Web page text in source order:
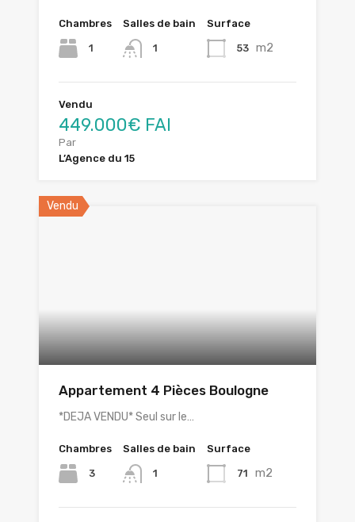
Chambres
1
Salles de bain
1
Surface
53 m2
Vendu
449.000€ FAI
Par
L’Agence du 15
Vendu
Appartement 4 Pièces Boulogne
*DEJA VENDU* Seul sur le…
Chambres
3
Salles de bain
1
Surface
71 m2